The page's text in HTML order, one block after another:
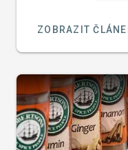
ZOBRAZIT